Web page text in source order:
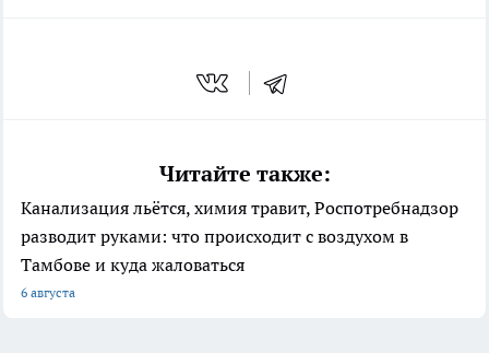
Читайте также:
Канализация льётся, химия травит, Роспотребнадзор
разводит руками: что происходит с воздухом в
Тамбове и куда жаловаться
6 августа